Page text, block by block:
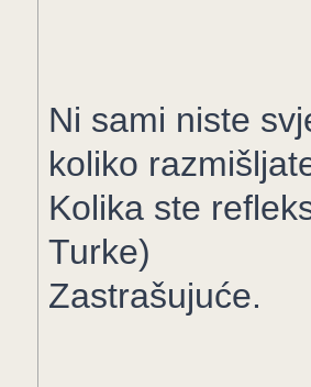
Ni sami niste
koliko
Kolika ste
Turke)
Zastrašujuće.